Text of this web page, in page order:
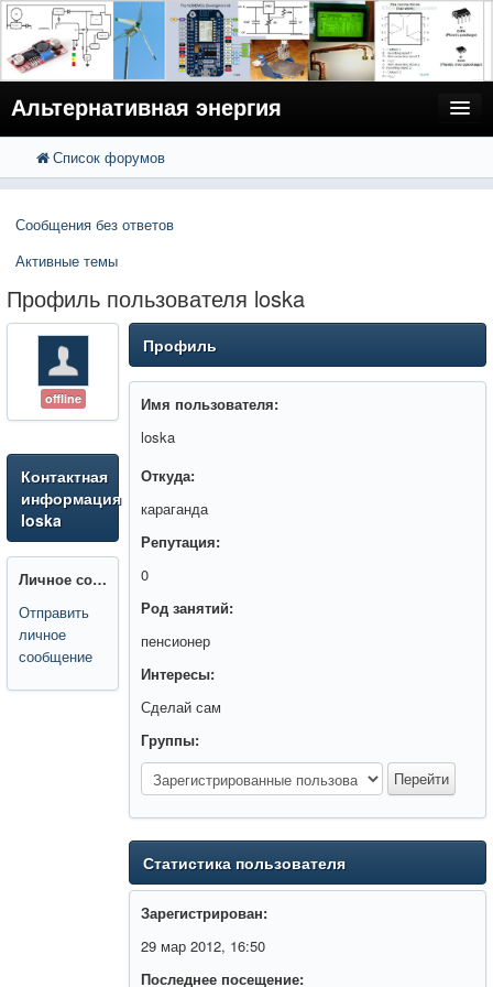
Альтернативная энергия
FAQ
Вход
Расширенный поиск
Список форумов
Сообщения без ответов
Активные темы
Профиль пользователя loska
offline
Контактная
информация
loska
Личное сообщение:
Отправить
личное
сообщение
Профиль
Имя пользователя:
loska
Откуда:
караганда
Репутация:
0
Род занятий:
пенсионер
Интересы:
Сделай сам
Группы:
Статистика пользователя
Зарегистрирован:
29 мар 2012, 16:50
Последнее посещение: